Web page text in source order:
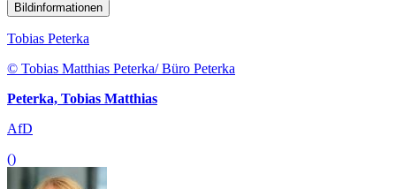
Bildinformationen
Tobias Peterka
© Tobias Matthias Peterka/ Büro Peterka
Peterka, Tobias Matthias
AfD
()